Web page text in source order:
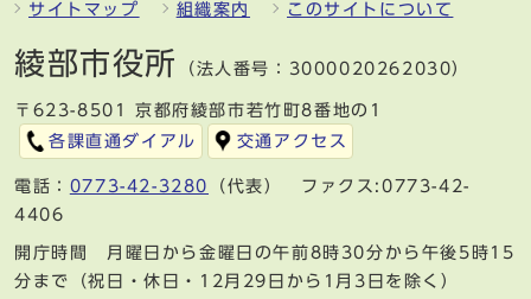
サイトマップ 組織案内 このサイトについて
綾部市役所 （法人番号：3000020262030）
〒623-8501 京都府綾部市若竹町8番地の1
各課直通ダイアル
交通アクセス
電話： 0773-42-3280
（代表） ファクス:0773-42-
4406
開庁時間 月曜日から金曜日の午前8時30分から午後5時15
分まで（祝日・休日・12月29日から1月3日を除く）